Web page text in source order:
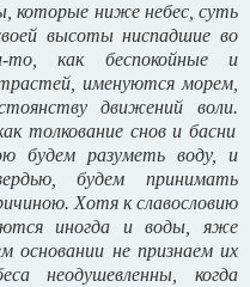
которые ниже небес, суть
высоты ниспадшие во
то, как беспокойные и
именуются морем,
движений воли.
толкование снов и басни
будем разуметь воду, и
будем принимать
Хотя к славословию
иногда и воды, яже
основании не признаем их
неодушевленны, когда